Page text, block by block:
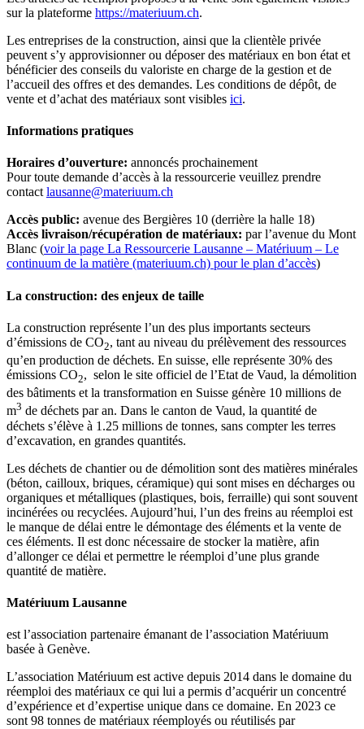
sur la plateforme https://materiuum.ch.
Les entreprises de la construction, ainsi que la clientèle privée
peuvent s’y approvisionner ou déposer des matériaux en bon état et
bénéficier des conseils du valoriste en charge de la gestion et de
l’accueil des offres et des demandes. Les conditions de dépôt, de
vente et d’achat des matériaux sont visibles ici.
Informations pratiques
Horaires d’ouverture: annoncés prochainement
Pour toute demande d’accès à la ressourcerie veuillez prendre
contactlausanne@materiuum.ch
Accès public: avenue des Bergières 10 (derrière la halle 18)
Accès livraison/récupération de matériaux: par l’avenue du Mont
Blanc (voir la page La Ressourcerie Lausanne – Matériuum – Le
continuum de la matière (materiuum.ch) pour le plan d’accès)
La construction: des enjeux de taille
La construction représente l’un des plus importants secteurs
d’émissions de CO2, tant au niveau du prélèvement des ressources
qu’en production de déchets. En suisse, elle représente 30% des
émissions CO2, selon le site officiel de l’Etat de Vaud, la démolition
des bâtiments et la transformation en Suisse génère 10 millions de
m3 de déchets par an. Dans le canton de Vaud, la quantité de
déchets s’élève à 1.25 millions de tonnes, sans compter les terres
d’excavation, en grandes quantités.
Les déchets de chantier ou de démolition sont des matières minérales
(béton, cailloux, briques, céramique) qui sont mises en décharges ou
organiques et métalliques (plastiques, bois, ferraille) qui sont souvent
incinérées ou recyclées. Aujourd’hui, l’un des freins au réemploi est
le manque de délai entre le démontage des éléments et la vente de
ces éléments. Il est donc nécessaire de stocker la matière, afin
d’allonger ce délai et permettre le réemploi d’une plus grande
quantité de matière.
Matériuum Lausanne
est l’association partenaire émanant de l’association Matériuum
basée à Genève.
L’association Matériuum est active depuis 2014 dans le domaine du
réemploi des matériaux ce qui lui a permis d’acquérir un concentré
d’expérience et d’expertise unique dans ce domaine. En 2023 ce
sont 98 tonnes de matériaux réemployés ou réutilisés par